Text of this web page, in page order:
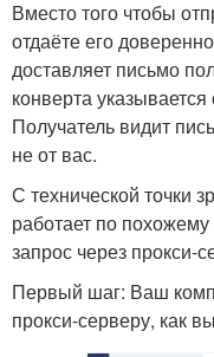
Вместо того чтобы
отдаёте его
доставляет письмо
конверта
Получатель видит
не от вас.
С технической точки
работает по
запрос через прокси-
Первый шаг: Ваш
прокси-серверу, как